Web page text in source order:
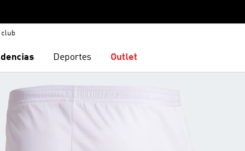
club
Deportes Outlet